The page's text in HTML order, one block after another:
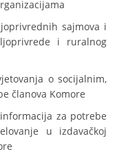
sajmova i
i ruralnog
o socijalnim,
članova Komore
za potrebe
u izdavačkoj